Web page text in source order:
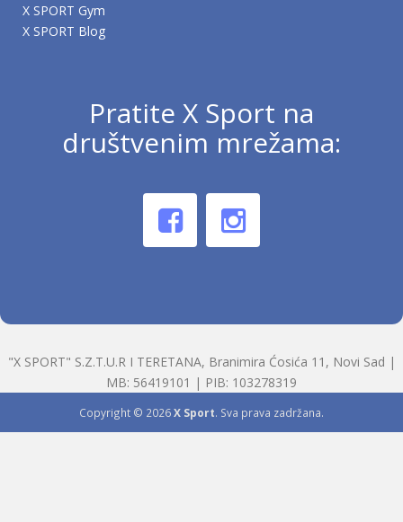
X SPORT Gym
X SPORT Blog
Pratite X Sport na
društvenim mrežama:
"X SPORT" S.Z.T.U.R I TERETANA, Branimira Ćosića 11, Novi Sad |
MB: 56419101 | PIB: 103278319
Copyright © 2026X Sport. Sva prava zadržana.